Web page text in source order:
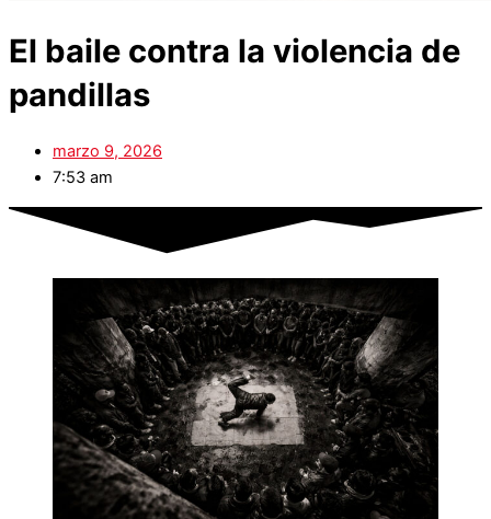
El baile contra la violencia de
pandillas
marzo 9, 2026
7:53 am